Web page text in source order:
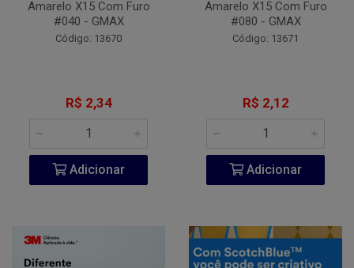
Amarelo X15 Com Furo
#040 - GMAX
Código: 13670
R$ 2,34
Adicionar
Amarelo X15 Com Furo
#080 - GMAX
Código: 13671
R$ 2,12
Adicionar